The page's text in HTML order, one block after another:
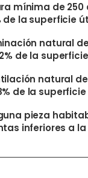
mínima de 250
de la superficie
natural
de la
natural
de la
pieza
inferiores a